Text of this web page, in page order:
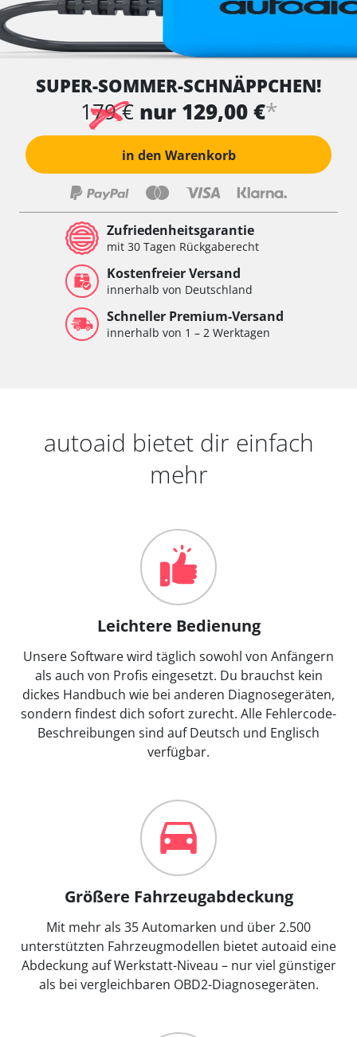
SUPER-SOMMER-SCHNÄPPCHEN!
179 € nur 129,00 €*
in den Warenkorb
Zufriedenheitsgarantie
mit 30 Tagen Rückgaberecht
Kostenfreier Versand
innerhalb von Deutschland
Schneller Premium-Versand
innerhalb von 1 – 2 Werktagen
autoaid bietet dir einfach
mehr
Leichtere Bedienung
Unsere Software wird täglich sowohl von Anfängern
als auch von Profis eingesetzt. Du brauchst kein
dickes Handbuch wie bei anderen Diagnosegeräten,
sondern findest dich sofort zurecht. Alle Fehlercode-
Beschreibungen sind auf Deutsch und Englisch
verfügbar.
Größere Fahrzeugabdeckung
Mit mehr als 35 Automarken und über 2.500
unterstützten Fahrzeugmodellen bietet autoaid eine
Abdeckung auf Werkstatt-Niveau – nur viel günstiger
als bei vergleichbaren OBD2-Diagnosegeräten.